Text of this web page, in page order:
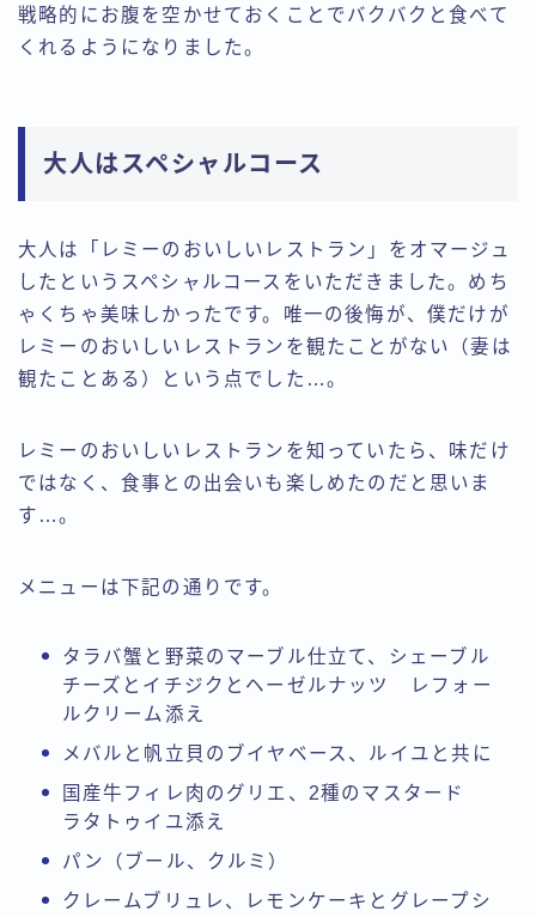
戦略的にお腹を空かせておくことでバクバクと食べて
くれるようになりました。
大人はスペシャルコース
大人は「レミーのおいしいレストラン」をオマージュ
したというスペシャルコースをいただきました。めち
ゃくちゃ美味しかったです。唯一の後悔が、僕だけが
レミーのおいしいレストランを観たことがない（妻は
観たことある）という点でした…。
レミーのおいしいレストランを知っていたら、味だけ
ではなく、食事との出会いも楽しめたのだと思いま
す…。
メニューは下記の通りです。
タラバ蟹と野菜のマーブル仕立て、シェーブル
チーズとイチジクとヘーゼルナッツ レフォー
ルクリーム添え
メバルと帆立貝のブイヤベース、ルイユと共に
国産牛フィレ肉のグリエ、2種のマスタード
ラタトゥイユ添え
パン（ブール、クルミ）
クレームブリュレ、レモンケーキとグレープシ